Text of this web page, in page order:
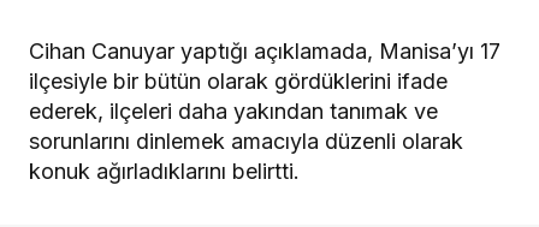
Cihan Canuyar yaptığı açıklamada, Manisa’yı 17
ilçesiyle bir bütün olarak gördüklerini ifade
ederek, ilçeleri daha yakından tanımak ve
sorunlarını dinlemek amacıyla düzenli olarak
konuk ağırladıklarını belirtti.